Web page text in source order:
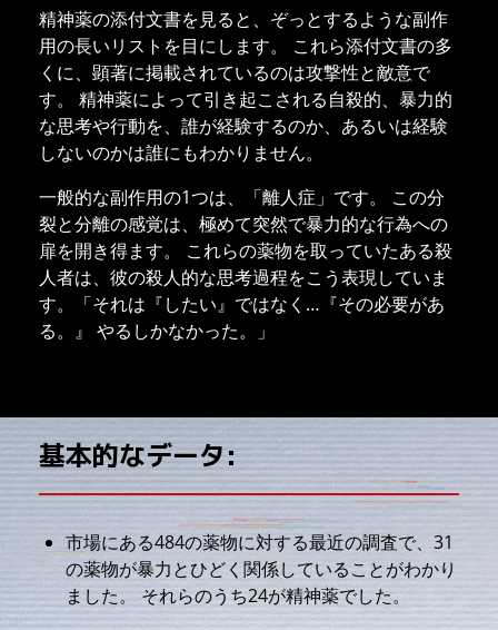
精神薬の添付文書を見ると、ぞっとするような副作
用の長いリストを目にします。 これら添付文書の多
くに、顕著に掲載されているのは攻撃性と敵意で
す。 精神薬によって引き起こされる自殺的、暴力的
な思考や行動を、誰が経験するのか、あるいは経験
しないのかは誰にもわかりません。
一般的な副作用の1つは、「離人症」です。 この分
裂と分離の感覚は、極めて突然で暴力的な行為への
扉を開き得ます。 これらの薬物を取っていたある殺
人者は、彼の殺人的な思考過程をこう表現していま
す。「それは『したい』ではなく…『その必要があ
る。』 やるしかなかった。」
基本的なデータ:
市場にある484の薬物に対する最近の調査で、31
の薬物が暴力とひどく関係していることがわかり
ました。 それらのうち24が精神薬でした。